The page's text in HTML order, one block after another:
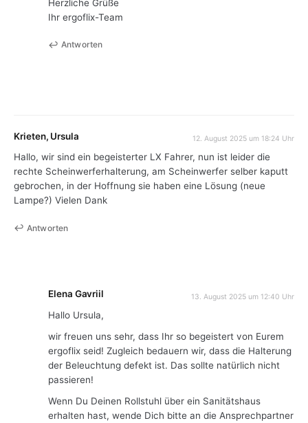
Herzliche Grüße
Ihr ergoflix-Team
Antworten
Krieten, Ursula 12. August 2025 um 18:24 Uhr
Hallo, wir sind ein begeisterter LX Fahrer, nun ist leider die
rechte Scheinwerferhalterung, am Scheinwerfer selber kaputt
gebrochen, in der Hoffnung sie haben eine Lösung (neue
Lampe?) Vielen Dank
Antworten
Elena Gavriil 13. August 2025 um 12:40 Uhr
Hallo Ursula,
wir freuen uns sehr, dass Ihr so begeistert von Eurem
ergoflix seid! Zugleich bedauern wir, dass die Halterung
der Beleuchtung defekt ist. Das sollte natürlich nicht
passieren!
Wenn Du Deinen Rollstuhl über ein Sanitätshaus
erhalten hast, wende Dich bitte an die Ansprechpartner